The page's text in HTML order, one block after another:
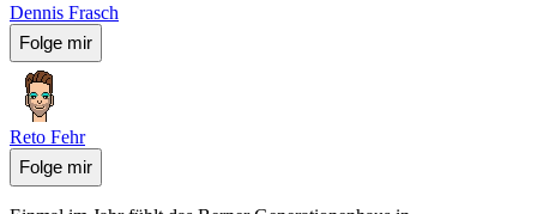
Dennis Frasch
Folge mir
Reto Fehr
Folge mir